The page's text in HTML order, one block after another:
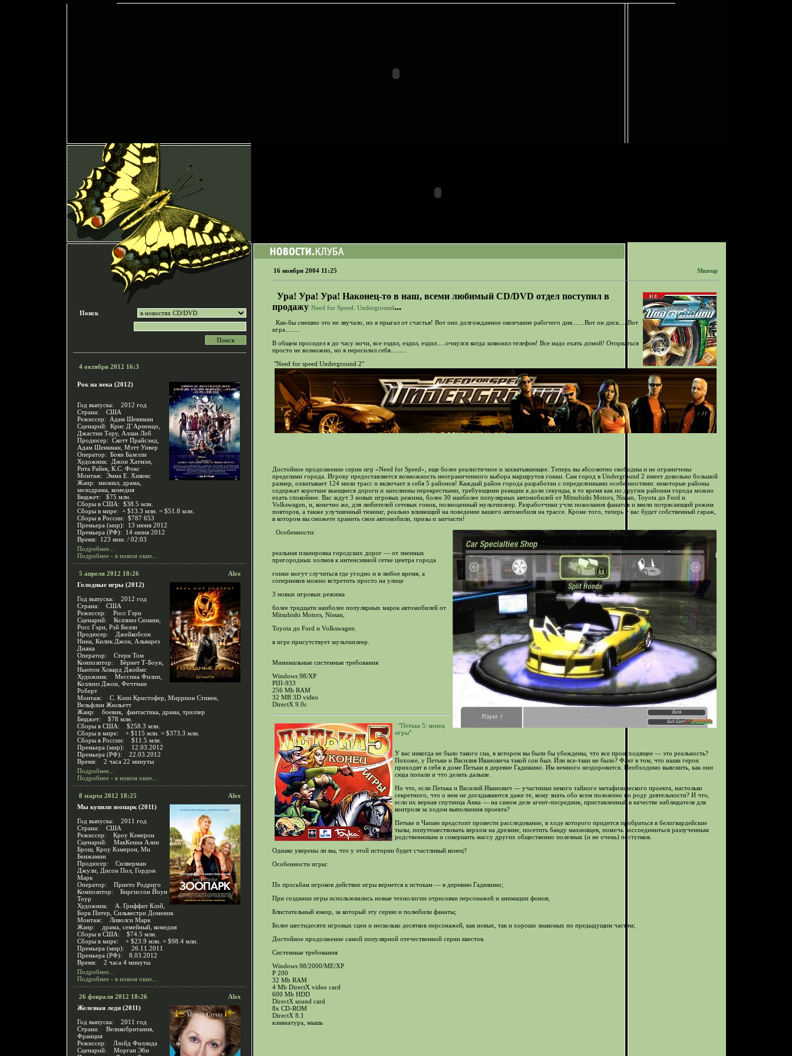
Поиск
4 октября 2012 16:3
Рок на века (2012)
Год выпуска: 2012 год
Страна: США
Режиссер: Адам Шенкман
Сценарий: Крис Д’Ариенцо,
Джастин Теру, Аллан Лоб
Продюсер: Скотт Прайсэнд,
Адам Шенкман, Мэтт Уивер
Оператор: Боян Базелли
Художник: Джон Хатмэн,
Рита Райек, К.С. Фокс
Монтаж: Эмма Е. Хикокс
Жанр: мюзикл, драма,
мелодрама, комедия
Бюджет: $75 млн.
Сборы в США: $38.5 млн.
Сборы в мире: + $13.3 млн. = $51.8 млн.
Сборы в России: $787 653
Премьера (мир): 13 июня 2012
Премьера (РФ): 14 июня 2012
Время: 123 мин. / 02:03
Подробнее...
Подробнее - в новом окне...
5 апреля 2012 18:26
Alex
Голодные игры (2012)
Год выпуска: 2012 год
Страна: США
Режиссер: Росс Гэри
Сценарий: Коллинз Сюзанн,
Росс Гэри, Рэй Билли
Продюсер: Джейкобсон
Нина, Килик Джон, Альварез
Диана
Оператор: Стерн Том
Композитор: Бёрнет Т-Боун,
Ньютон Ховард Джеймс
Художник: Мессина Филип,
Коллинз Джон, Фечтман
Роберт
Монтаж: С. Кэпп Кристофер, Миррион Стивен,
Вельфлин Жюльетт
Жанр: боевик, фантастика, драма, триллер
Бюджет: $78 млн.
Сборы в США: $258.3 млн.
Сборы в мире: + $115 млн. = $373.3 млн.
Сборы в России: $11.5 млн.
Премьера (мир): 12.03.2012
Премьера (РФ): 22.03.2012
Время: 2 часа 22 минуты
Подробнее...
Подробнее - в новом окне...
8 марта 2012 18:25
Alex
Мы купили зоопарк (2011)
Год выпуска: 2011 год
Страна: США
Режиссер: Кроу Кэмерон
Сценарий: МакКенна Алин
Брош, Кроу Кэмерон, Ми
Бенжамин
Продюсер: Силверман
Джули, Дисон Пол, Гордон
Марк
Оператор: Прието Родриго
Композитор: Биргиссон Йоун
Тоур
Художник: А. Гриффит Клэй,
Борк Питер, Сильвестри Доменик
Монтаж: Ливолси Марк
Жанр: драма, семейный, комедия
Сборы в США: $74.5 млн.
Сборы в мире: + $23.9 млн. = $98.4 млн.
Премьера (мир): 26.11.2011
Премьера (РФ): 8.03.2012
Время: 2 часа 4 минуты
Подробнее...
Подробнее - в новом окне...
26 февраля 2012 18:26
Alex
Железная леди (2011)
Год выпуска: 2011 год
Страна: Великобритания,
Франция
Режиссер: Ллойд Филлида
Сценарий: Морган Эби
16 ноября 2004 11:25 Shurup
Ура! Ура! Ура! Наконец-то в наш, всеми любимый CD/DVD отдел поступил в
продажу Need for Speed: Underground...
Как-бы смешно это не звучало, но я прыгал от счастья! Вот оно долгожданное окончание рабочего дня.......Вот он диск.....Вот
игра........
В общем просидел я до часу ночи, все ездил, ездил, ездил.....очнулся когда зазвонил телефон! Все надо ехать домой! Оторваться
просто не возможно, но я пересилил себя.........
"Need for speed Underground 2"
Достойное продолжение серии игр «Need for Speed», еще более реалистичное и захватывающее. Теперь вы абсолютно свободны и не ограничены
пределами города. Игроку предоставляется возможность неограниченного выбора маршрутов гонки. Сам город в Underground 2 имеет довольно большой
размер, охватывает 124 мили трасс и включает в себя 5 районов! Каждый район города разработан с определенными особенностями: некоторые районы
содержат короткие вьющиеся дороги и заполнены перекрестками, требующими реакции в доли секунды, в то время как по другим районам города можно
ехать спокойнее. Вас ждут 3 новых игровых режима, более 30 наиболее популярных автомобилей от Mitsubishi Motors, Nissan, Toyota до Ford и
Volkswagen, и, конечно же, для любителей сетевых гонок, полноценный мультиплеер. Разработчики учли пожелания фанатов и ввели потрясающий режим
повторов, а также улучшенный тюнинг, реально влияющий на поведение вашего автомобиля на трассе. Кроме того, теперь у вас будет собственный гараж,
в котором вы сможете хранить свои автомобили, призы и запчасти!
Особенности:
реальная планировка городских дорог — от змеиных
пригородных холмов к интенсивной сетке центра города
гонки могут случиться где угодно и в любое время, а
соперников можно встретить просто на улице
3 новых игровых режима
более тридцати наиболее популярных марок автомобилей от
Mitsubishi Motors, Nissan,
Toyota до Ford и Volkswagen.
в игре присутствует мультиплеер.
Минимальные системные требования
Windows 98/XP
PIII-933
256 Mb RAM
32 MB 3D video
DirectX 9.0c
"Петька 5: конец
игры"
У вас никогда не было такого сна, в котором вы были бы убеждены, что все происходящее — это реальность?
Похоже, у Петьки и Василия Ивановича такой сон был. Или все-таки не было? Факт в том, что наши герои
приходят в себя в доме Петьки в деревне Гадюкино. Им немного нездоровится. Необходимо выяснить, как они
сюда попали и что делать дальше.
Но что, если Петька и Василий Иванович — участники некого тайного метафизического проекта, настолько
секретного, что о нем не догадываются даже те, кому знать обо всем положено по роду деятельности? И что,
если их верная спутница Анка — на самом деле агент-посредник, приставленный в качестве наблюдателя для
контроля за ходом выполнения проекта?
Петьке и Чапаю предстоит провести расследование, в ходе которого придется пробраться в белогвардейские
тылы, попутешествовать верхом на дрезине, посетить банду махновцев, помочь воссоединиться разлученным
родственникам и совершить массу других общественно полезных (и не очень) поступков.
Однако уверены ли вы, что у этой истории будет счастливый конец?
Особенности игры:
По просьбам игроков действие игры вернется к истокам — в деревню Гадюкино;
При создании игры использовались новые технологии отрисовки персонажей и анимации фонов;
Блистательный юмор, за который эту серию и полюбили фанаты;
Более шестидесяти игровых сцен и несколько десятков персонажей, как новых, так и хорошо знакомых по предыдущим частям;
Достойное продолжение самой популярной отечественной серии квестов.
Системные требования
Windows 98/2000/ME/XP
P 200
32 Mb RAM
4 Mb DirectX video card
600 Mb HDD
DirectX sound card
8x CD-ROM
DirectX 8.1
клавиатура, мышь